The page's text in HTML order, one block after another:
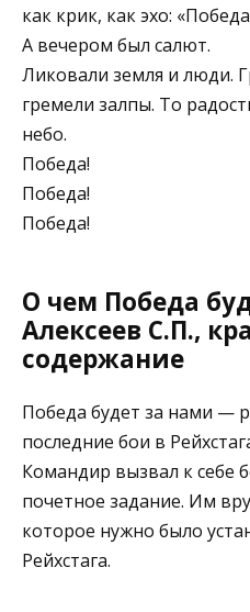
как крик, как эхо:
А вечером был салют.
Ликовали земля и люди.
гремели залпы. То
небо.
Победа!
Победа!
Победа!
О чем Победа
Алексеев С.П.,
содержание
Победа будет за нами —
последние бои в
Командир вызвал к себе
почетное задание. Им
которое нужно было
Рейхстага.